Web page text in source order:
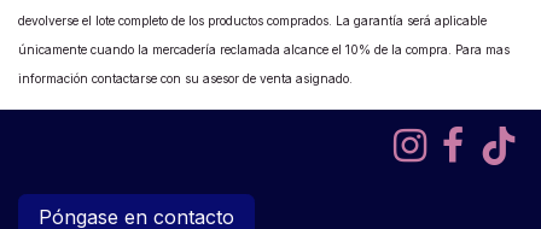
devolverse el lote completo de los productos comprados. La garantía será aplicable
únicamente cuando la mercadería reclamada alcance el 10% de la compra. Para mas
información contactarse con su asesor de venta asignado.
Póngase en contacto